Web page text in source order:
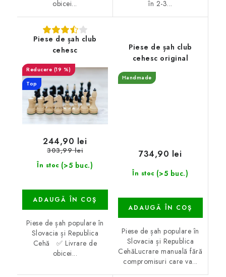
obicei... în 2-3...
Piese de șah club
cehesc
(19 %)
Top
În stoc (>5 buc.)
244,90 lei
303,99 lei
ADAUGĂ ÎN COŞ
Piese de șah populare în
Slovacia și Republica
Cehă ✅ Livrare de
obicei...
Piese de șah club
cehesc original
Handmade
În stoc (>5 buc.)
734,90 lei
ADAUGĂ ÎN COŞ
Piese de șah populare în
Slovacia și Republica
CehăLucrare manuală fără
compromisuri care va...